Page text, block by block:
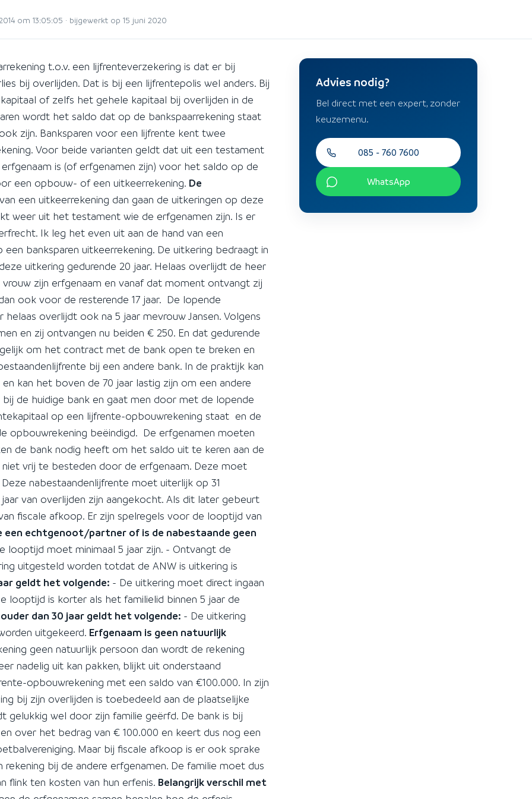
om 13:05:05 · bijgewerkt op 15 juni 2020
t.o.v. een lijfrenteverzekering is dat er bij
bij overlijden. Dat is bij een lijfrentepolis wel anders. Bij
of zelfs het gehele kapitaal bij overlijden in de
wordt het saldo dat op de bankspaarrekening staat
zijn. Banksparen voor een lijfrente kent twee
Voor beide varianten geldt dat uit een testament
is (of erfgenamen zijn) voor het saldo op de
een opbouw- of een uitkeerrekening. De
een uitkeerrekening dan gaan de uitkeringen op deze
weer uit het testament wie de erfgenamen zijn. Is er
Ik leg het even uit aan de hand van een
banksparen uitkeerrekening. De uitkering bedraagt in
uitkering gedurende 20 jaar. Helaas overlijdt de heer
zijn erfgenaam en vanaf dat moment ontvangt zij
ook voor de resterende 17 jaar. De lopende
overlijdt ook na 5 jaar mevrouw Jansen. Volgens
en zij ontvangen nu beiden € 250. En dat gedurende
om het contract met de bank open te breken en
bij een andere bank. In de praktijk kan
kan het boven de 70 jaar lastig zijn om een andere
de huidige bank en gaat men door met de lopende
op een lijfrente-opbouwrekening staat en de
opbouwrekening beëindigd. De erfgenamen moeten
de bank nodig heeft om het saldo uit te keren aan de
vrij te besteden door de erfgenaam. Deze moet
nabestaandenlijfrente moet uiterlijk op 31
van overlijden zijn aangekocht. Als dit later gebeurt
fiscale afkoop. Er zijn spelregels voor de looptijd van
een echtgenoot/partner of is de nabestaande geen
looptijd moet minimaal 5 jaar zijn. - Ontvangt de
uitgesteld worden totdat de ANW is uitkering is
geldt het volgende: - De uitkering moet direct ingaan
looptijd is korter als het familielid binnen 5 jaar de
dan 30 jaar geldt het volgende: - De uitkering
uitgekeerd. Erfgenaam is geen natuurlijk
geen natuurlijk persoon dan wordt de rekening
nadelig uit kan pakken, blijkt uit onderstaand
opbouwrekening met een saldo van €100.000. In zijn
bij zijn overlijden is toebedeeld aan de plaatselijke
gelukkig wel door zijn familie geërfd. De bank is bij
over het bedrag van € 100.000 en keert dus nog een
Maar bij fiscale afkoop is er ook sprake
rekening bij de andere erfgenamen. De familie moet dus
flink ten kosten van hun erfenis. Belangrijk verschil met
Advies nodig?
Bel direct met een expert, zonder
keuzemenu.
085 - 760 7600
WhatsApp